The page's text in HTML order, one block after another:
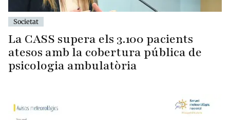
Societat
La CASS supera els 3.100 pacients
atesos amb la cobertura pública de
psicologia ambulatòria